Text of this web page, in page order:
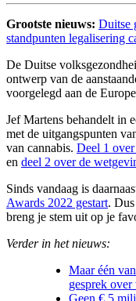
Grootste nieuws: Duitse
standpunten legalisering
De Duitse
ontwerp van de
voorgelegd aan de
Jef Martens behandelt in
met de uitgangspunten
van cannabis. Deel 1 over
en deel 2 over de
Sinds vandaag is
Awards 2022 gestart.
breng je stem uit op je
Verder in het nieuws:
Maar één
gesprek
Geen € 5